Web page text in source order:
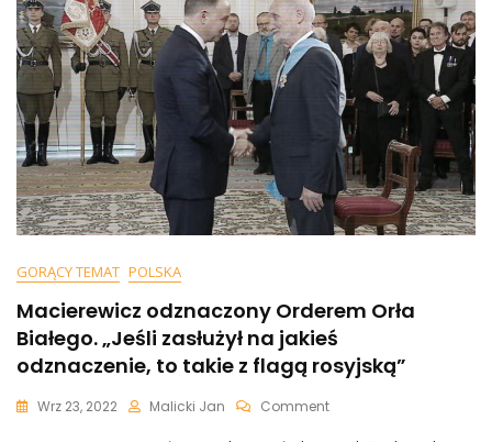
Podzielona:
Terlecki
Mówi,
Że
Złożył
Dymisję,
Rzecznik
Rządu
Zaprzecza
GORĄCY TEMAT POLSKA
Macierewicz odznaczony Orderem Orła
Białego. „Jeśli zasłużył na jakieś
odznaczenie, to takie z flagą rosyjską”
Wrz 23, 2022 Malicki Jan CommentOn